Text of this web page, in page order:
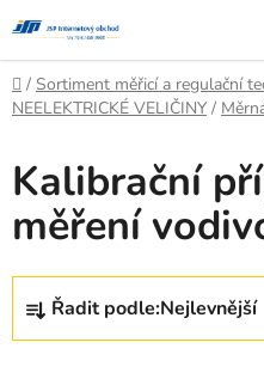
na
obsah
Domů
/ Sortiment měřicí a regulační
NEELEKTRICKÉ VELIČINY /
Kalibrační
měření
Ř
z
Řadit podle:Nejlevnější